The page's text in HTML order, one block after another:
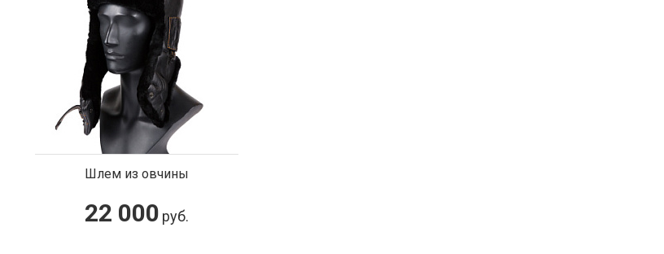
Шлем из овчины
22 000 руб.